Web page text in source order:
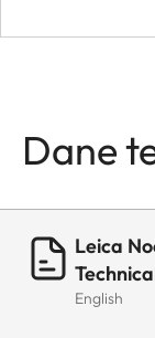
Length
Diameter
Dane
Leica
English